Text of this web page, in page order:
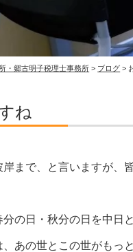
・郷古明子税理士事務所 > ブログ >
ね
まで、と言いますが、
の日・秋分の日を中日
、あの世とこの世がもっ